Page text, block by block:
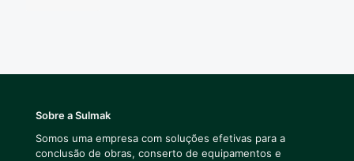
Sobre a Sulmak
Somos uma empresa com soluções efetivas para a
conclusão de obras, conserto de equipamentos e